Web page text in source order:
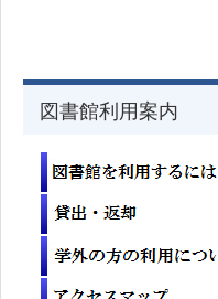
図書館利用案内